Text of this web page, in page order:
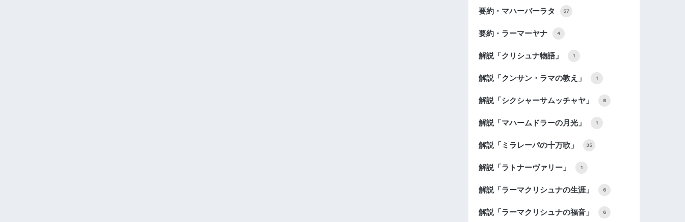
要約・マハーバーラタ 57
要約・ラーマーヤナ 4
解説「クリシュナ物語」 1
解説「クンサン・ラマの教え」 1
解説「シクシャーサムッチャヤ」 8
解説「マハームドラーの月光」 1
解説「ミラレーパの十万歌」 35
解説「ラトナーヴァリー」 1
解説「ラーマクリシュナの生涯」 6
解説「ラーマクリシュナの福音」 6